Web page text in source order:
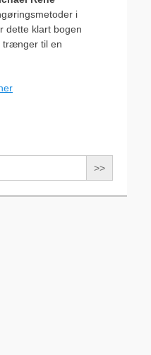
i
dette klart bogen
trænger til en